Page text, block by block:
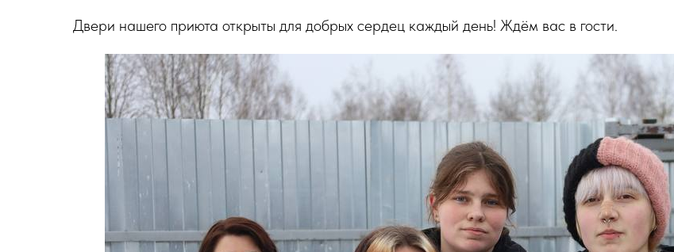
Двери нашего приюта открыты для добрых сердец каждый день! Ждём вас в гости.